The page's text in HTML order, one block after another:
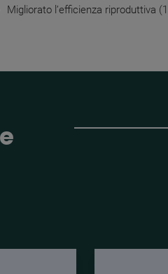
Migliorato l’efficienza riproduttiva